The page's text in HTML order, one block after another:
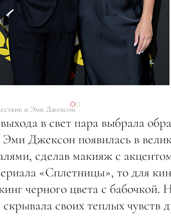
и Эми Джексон
в свет пара выбрала
Джексон появилась в
сделав макияж с
«Сплетницы», то для
черного цвета с бабочкой.
своих теплых чувств